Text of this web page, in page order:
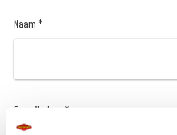
Naam *
E-mailadres *